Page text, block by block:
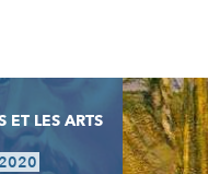
ET LES ARTS